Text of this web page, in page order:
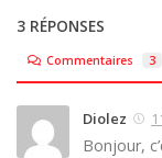
3 RÉPONSES
Commentaires 3
Diolez
Bonjour,